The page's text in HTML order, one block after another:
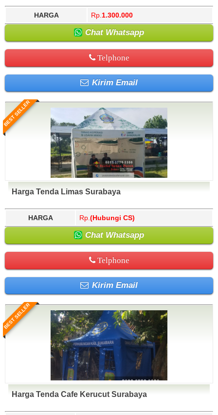
HARGA Rp. 1.300.000
Chat Whatsapp
Telphone
Kirim Email
BEST SELLER
Harga Tenda Limas Surabaya
HARGA Rp. (Hubungi CS)
Chat Whatsapp
Telphone
Kirim Email
BEST SELLER
Harga Tenda Cafe Kerucut Surabaya